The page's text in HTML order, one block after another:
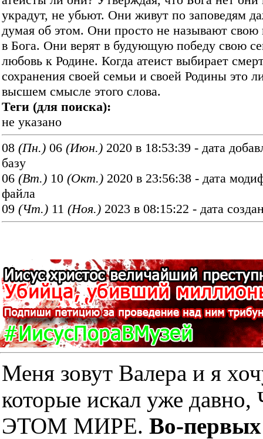
украдут, не убьют. Они живут по заповедям
думая об этом. Они просто не называют свою
в Бога. Они верят в будующую победу свою
любовь к Родине. Когда атеист выбирает
сохранения своей семьи и своей Родины это
высшем смысле этого слова.
Теги (для поиска):
не указано
08 (Пн.) 06 (Июн.) 2020 в 18:53:39 - дата
базу
06 (Вт.) 10 (Окт.) 2020 в 23:56:38 - дата
файла
09 (Чт.) 11 (Ноя.) 2023 в 08:15:22 - дата
Меня зовут Валера и я
которые искал уже
ЭТОМ МИРЕ. Во-первых